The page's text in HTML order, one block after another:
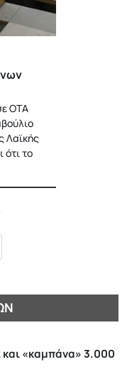
ΟΤΑ
Λαϊκής
το
«καμπάνα» 3.000